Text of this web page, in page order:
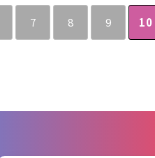
7 8 9 10